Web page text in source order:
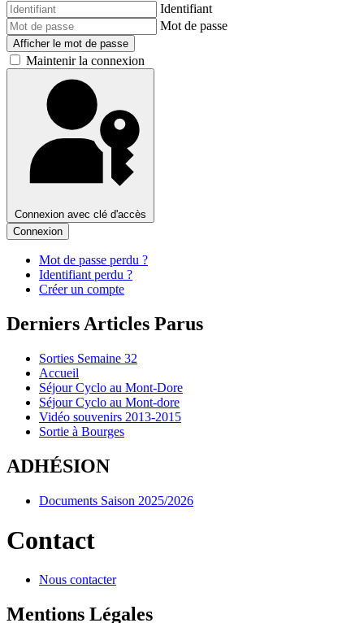
Identifiant
Mot de passe
Afficher le mot de passe
Maintenir la connexion
Connexion avec clé d'accès
Connexion
Mot de passe perdu ?
Identifiant perdu ?
Créer un compte
Derniers Articles Parus
Sorties Semaine 32
Accueil
Séjour Cyclo au Mont-Dore
Séjour Cyclo au Mont-dore
Vidéo souvenirs 2013-2015
Sortie à Bourges
ADHÉSION
Documents Saison 2025/2026
Contact
Nous contacter
Mentions Légales